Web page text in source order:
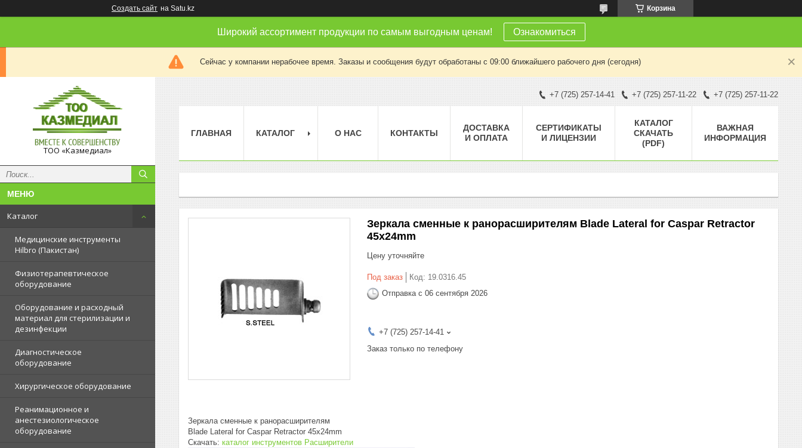
Создать сайт на Satu.kz Корзина
Широкий ассортимент продукции по самым выгодным ценам! Ознакомиться
Сейчас у компании нерабочее время. Заказы и сообщения будут обработаны с 09:00 ближайшего рабочего дня (сегодня)
ТОО «Казмедиал»
Каталог
Медицинские инструменты
Hilbro (Пакистан)
Физиотерапевтическое
оборудование
Оборудование и расходный
материал для стерилизации и
дезинфекции
Диагностическое
оборудование
Хирургическое оборудование
Реанимационное и
анестезиологическое
оборудование
+7 (725) 257-14-41 +7 (725) 257-11-22 +7 (725) 257-11-22
ГЛАВНАЯ КАТАЛОГ О НАС КОНТАКТЫ
ДОСТАВКА
И ОПЛАТА
СЕРТИФИКАТЫ
И ЛИЦЕНЗИИ
КАТАЛОГ
СКАЧАТЬ
(PDF)
ВАЖНАЯ
ИНФОРМАЦИЯ
Зеркала сменные к ранорасширителям Blade Lateral for Caspar Retractor
45x24mm
Цену уточняйте
Под заказ Код: 19.0316.45
Отправка с 06 сентября 2026
+7 (725) 257-14-41
Заказ только по телефону
Зеркала сменные к ранорасширителям
Blade Lateral for Caspar Retractor 45x24mm
Скачать: каталог инструментов Расширители